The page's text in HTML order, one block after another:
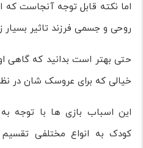
اما نکته قابل توجه آنجاست
روحی و جسمی فرزند تاثیر
حتی بهتر است بدانید که
خیالی که برای عروسک شان در
این اسباب بازی ها با
کودک به انواع مختلفی